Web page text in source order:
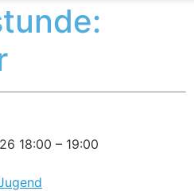
18:00 – 19:00